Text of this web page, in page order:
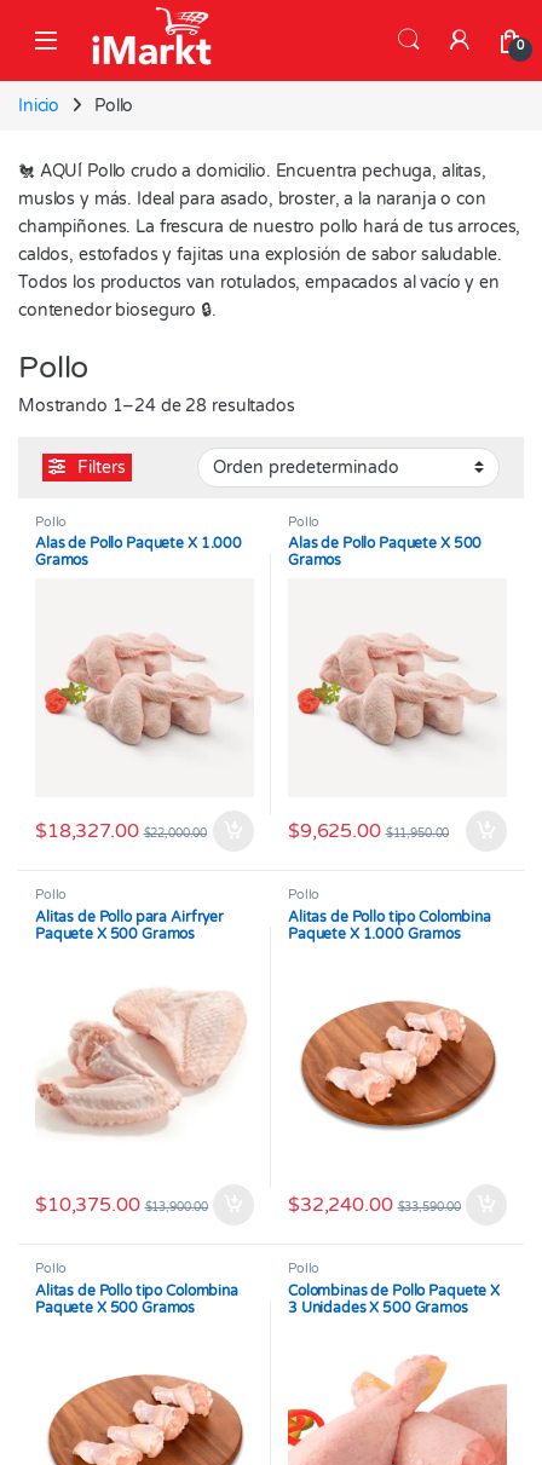
0
Inicio Pollo
🐔 AQUÍ Pollo crudo a domicilio. Encuentra pechuga, alitas,
muslos y más. Ideal para asado, broster, a la naranja o con
champiñones. La frescura de nuestro pollo hará de tus arroces,
caldos, estofados y fajitas una explosión de sabor saludable.
Todos los productos van rotulados, empacados al vacío y en
contenedor bioseguro 🔒.
Pollo
Mostrando 1–24 de 28 resultados
Filters
Pollo
Alas de Pollo Paquete X 1.000
Gramos
$18,327.00 $22,000.00
Pollo
Alas de Pollo Paquete X 500
Gramos
$9,625.00 $11,950.00
Pollo
Alitas de Pollo para Airfryer
Paquete X 500 Gramos
$10,375.00 $13,900.00
Pollo
Alitas de Pollo tipo Colombina
Paquete X 1.000 Gramos
$32,240.00 $33,590.00
Pollo
Alitas de Pollo tipo Colombina
Paquete X 500 Gramos
Pollo
Colombinas de Pollo Paquete X
3 Unidades X 500 Gramos